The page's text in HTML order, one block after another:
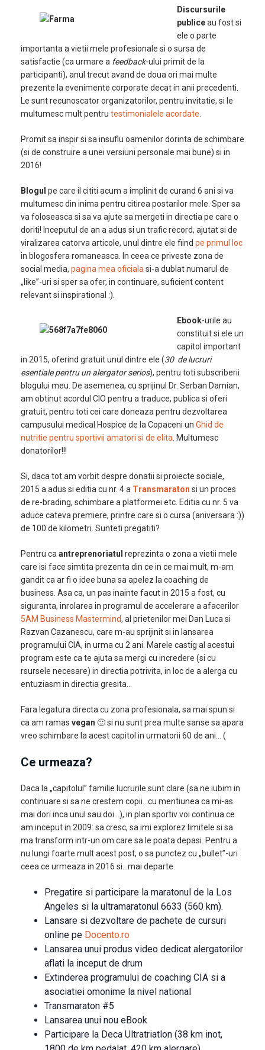
Discursurile
publiceau fost si
ele o parte
importanta a vietii mele profesionale si o sursa de
satisfactie (ca urmare a feedback-ului primit de la
participanti), anul trecut avand de doua ori mai multe
prezente la evenimente corporate decat in anii precedenti.
Le sunt recunoscator organizatorilor, pentru invitatie, si le
multumesc mult pentru testimonialele acordate
Promit sa inspir si sa insuflu oamenilor dorinta de schimbare
(si de construire a unei versiuni personale mai bune) si in
2016!
Blogul pe care il cititi acum a implinit de curand 6 ani si va
multumesc din inima pentru citirea postarilor mele. Sper sa
va foloseasca si sa va ajute sa mergeti in directia pe care o
doriti! Inceputul de an a adus si un trafic record, ajutat si de
viralizarea catorva articole, unul dintre ele fiind pe primul loc
in blogosfera romaneasca. In ceea ce priveste zona de
social media, pagina mea oficiala si-a dublat numarul de
„like”-uri si sper sa ofer, in continuare, suficient content
relevant si inspirational :).
Ebook-urile au
constituit si ele un
capitol important
in 2015, oferind gratuit unul dintre ele (30 de lucruri
esentiale pentru un alergator serios), pentru toti subscriberii
blogului meu. De asemenea, cu sprijinul Dr. Serban Damian,
am obtinut acordul CIO pentru a traduce, publica si oferi
gratuit, pentru toti cei care doneaza pentru dezvoltarea
campusului medical Hospice de la Copaceni un Ghid de
nutritie pentru sportivii amatori si de elita . Multumesc
donatorilor!!!
Si, daca tot am vorbit despre donatii si proiecte sociale,
2015 a adus si editia cu nr. 4 a Transmaraton si un proces
de re-brading, schimbare a platformei etc. Editia cu nr. 5 va
aduce cateva premiere, printre care si o cursa (aniversara :))
de 100 de kilometri. Sunteti pregatiti?
Pentru ca antreprenoriatul reprezinta o zona a vietii mele
care isi face simtita prezenta din ce in ce mai mult, m-am
gandit ca ar fi o idee buna sa apelez la coaching de
business. Asa ca, un pas inainte facut in 2015 a fost, cu
siguranta, inrolarea in programul de accelerare a afacerilor
5AM Business Mastermind, al prietenilor mei Dan Luca si
Razvan Cazanescu, care m-au sprijinit si in lansarea
programului CIA, in urma cu 2 ani. Marele castig al acestui
program este ca te ajuta sa mergi cu incredere (si cu
rsursele necesare) in directia potrivita, in loc de a alerga cu
entuziasm in directia gresita…
Fara legatura directa cu zona profesionala, sa mai spun si
ca am ramas vegan 🙂 si nu sunt prea multe sanse sa apara
vreo schimbare la acest capitol in urmatorii 60 de ani… (
Ce urmeaza?
Daca la „capitolul” familie lucrurile sunt clare (sa ne iubim in
continuare si sa ne crestem copii…cu mentiunea ca mi-as
mai dori inca unul sau doi…), in plan sportiv voi continua ce
am inceput in 2009: sa cresc, sa imi explorez limitele si sa
ma transform intr-un om care sa le poata depasi. Pentru a
nu lungi foarte mult acest post, o sa punctez cu „bullet”-uri
ceea ce urmeaza in 2016 si…mai departe.
Pregatire si participare la maratonul de la Los
Angeles si la ultramaratonul 6633 (560 km).
Lansare si dezvoltare de pachete de cursuri
online pe Docento.ro
Lansarea unui produs video dedicat alergatorilor
aflati la inceput de drum
Extinderea programului de coaching CIA si a
asociatiei omonime la nivel national
Transmaraton #5
Lansarea unui nou eBook
Participare la Deca Ultratriatlon (38 km inot,